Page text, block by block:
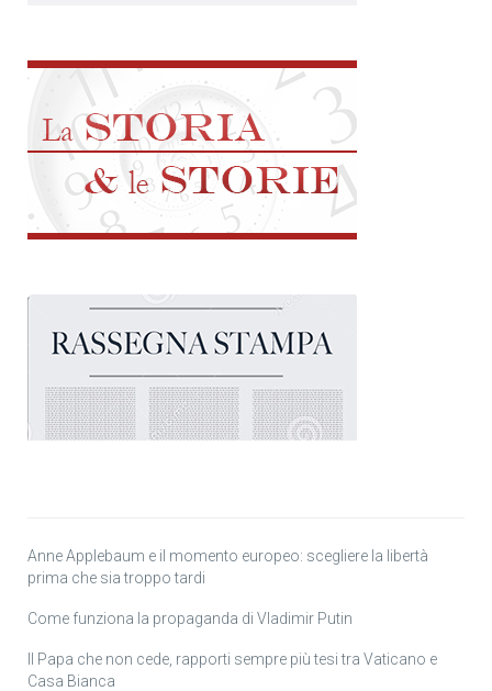
Anne Applebaum e il momento europeo: scegliere la libertà
prima che sia troppo tardi
Come funziona la propaganda di Vladimir Putin
Il Papa che non cede, rapporti sempre più tesi tra Vaticano e
Casa Bianca